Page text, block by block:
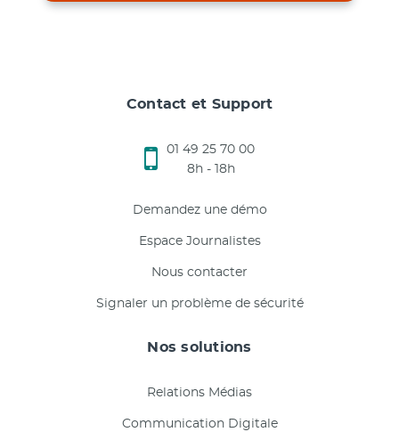
Contact et Support
01 49 25 70 00
8h - 18h
Demandez une démo
Espace Journalistes
Nous contacter
Signaler un problème de sécurité
Nos solutions
Relations Médias
Communication Digitale